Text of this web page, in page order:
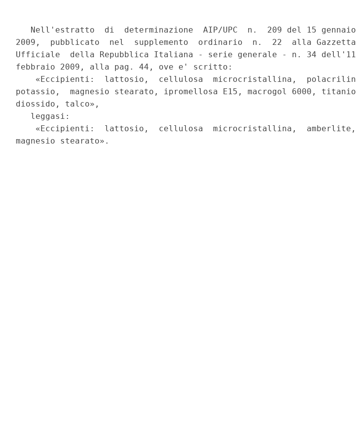
   Nell'estratto  di  determinazione  AIP/UPC  n.  209 del 15 gennaio
2009,  pubblicato  nel  supplemento  ordinario  n.  22  alla Gazzetta
Ufficiale  della Repubblica Italiana - serie generale - n. 34 dell'11
febbraio 2009, alla pag. 44, ove e' scritto:
    «Eccipienti:  lattosio,  cellulosa  microcristallina,  polacrilin
potassio,  magnesio stearato, ipromellosa E15, macrogol 6000, titanio
diossido, talco»,
   leggasi:
    «Eccipienti:  lattosio,  cellulosa  microcristallina,  amberlite,